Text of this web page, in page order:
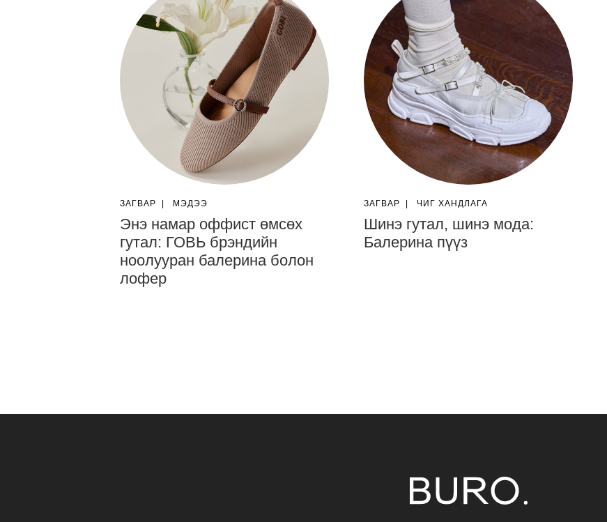
ЗАГВАР МЭДЭЭ
Энэ намар оффист өмсөх
гутал: ГОВЬ брэндийн
ноолууран балерина болон
лофер
ЗАГВАР ЧИГ ХАНДЛАГА
Шинэ гутал, шинэ мода:
Балерина пүүз